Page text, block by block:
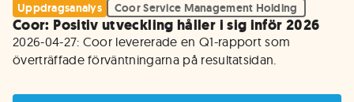
Uppdragsanalys Coor Service Management Holding
Coor: Positiv utveckling håller i sig inför 2026
2026-04-27: Coor levererade en Q1-rapport som
överträffade förväntningarna på resultatsidan.